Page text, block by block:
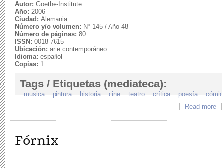
Autor: Goethe-Institute
Año: 2006
Ciudad: Alemania
Número y/o volumen: Nº 145 / Año 48
Número de páginas: 80
ISSN: 0018-7615
Ubicación: arte contemporáneo
Idioma: español
Copias: 1
Tags / Etiquetas (mediateca):
musica pintura historia cine teatro crítica poesía
Read more
Fórnix